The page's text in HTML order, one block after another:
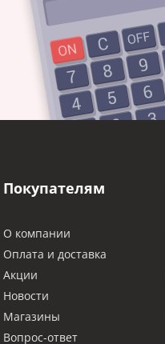
Покупателям
О компании
Оплата и доставка
Акции
Новости
Магазины
Вопрос-ответ